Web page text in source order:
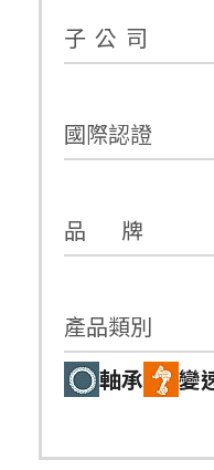
子 公 司
國際認證
品 牌
產品類別
軸承
變